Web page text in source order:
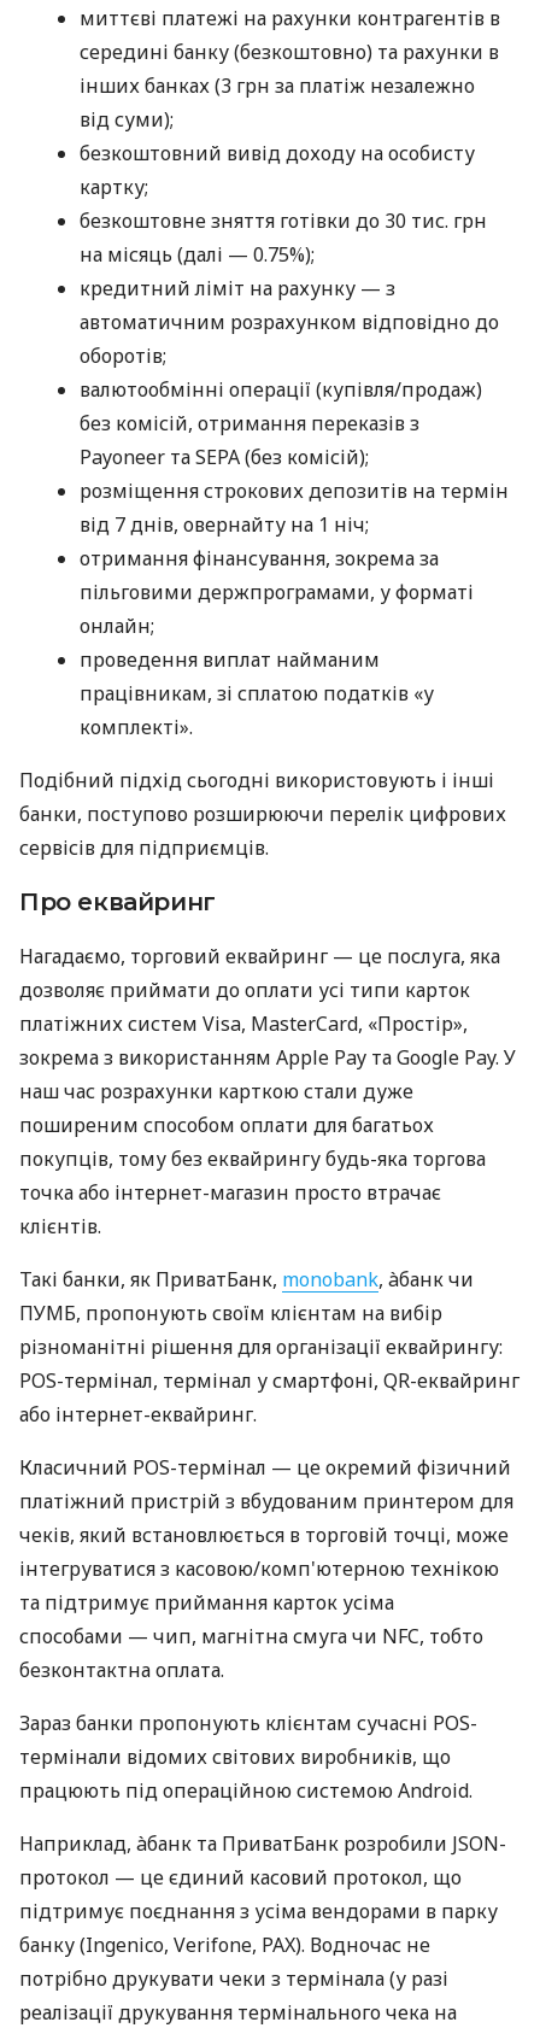
миттєві платежі на рахунки контрагентів в
середині банку (безкоштовно) та рахунки в
інших банках (3 грн за платіж незалежно
від суми);
безкоштовний вивід доходу на особисту
картку;
безкоштовне зняття готівки до 30 тис. грн
на місяць (далі — 0.75%);
кредитний ліміт на рахунку — з
автоматичним розрахунком відповідно до
оборотів;
валютообмінні операції (купівля/продаж)
без комісій, отримання переказів з
Payoneer та SEPA (без комісій);
розміщення строкових депозитів на термін
від 7 днів, овернайту на 1 ніч;
отримання фінансування, зокрема за
пільговими держпрограмами, у форматі
онлайн;
проведення виплат найманим
працівникам, зі сплатою податків «у
комплекті».
Подібний підхід сьогодні використовують і інші
банки, поступово розширюючи перелік цифрових
сервісів для підприємців.
Про еквайринг
Нагадаємо, торговий еквайринг — це послуга, яка
дозволяє приймати до оплати усі типи карток
платіжних систем Visa, MasterCard, «Простір»,
зокрема з використанням Apple Pay та Google Pay. У
наш час розрахунки карткою стали дуже
поширеним способом оплати для багатьох
покупців, тому без еквайрингу будь-яка торгова
точка або інтернет-магазин просто втрачає
клієнтів.
Такі банки, як ПриватБанк, monobank, àбанк чи
ПУМБ, пропонують своїм клієнтам на вибір
різноманітні рішення для організації еквайрингу:
POS-термінал, термінал у смартфоні, QR-еквайринг
або інтернет-еквайринг.
Класичний POS-термінал — це окремий фізичний
платіжний пристрій з вбудованим принтером для
чеків, який встановлюється в торговій точці, може
інтегруватися з касовою/комп'ютерною технікою
та підтримує приймання карток усіма
способами — чип, магнітна смуга чи NFC, тобто
безконтактна оплата.
Зараз банки пропонують клієнтам сучасні POS-
термінали відомих світових виробників, що
працюють під операційною системою Android.
Наприклад, àбанк та ПриватБанк розробили JSON-
протокол — це єдиний касовий протокол, що
підтримує поєднання з усіма вендорами в парку
банку (Ingenico, Verifone, PAX). Водночас не
потрібно друкувати чеки з термінала (у разі
реалізації друкування термінального чека на